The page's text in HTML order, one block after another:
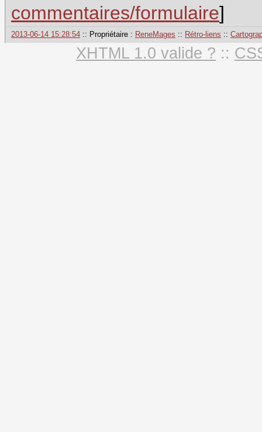
commentaires/formulaire]
2013-06-14 15:28:54 :: Propriétaire : ReneMages :: Rétro-liens ::
XHTML 1.0 valide ? ::